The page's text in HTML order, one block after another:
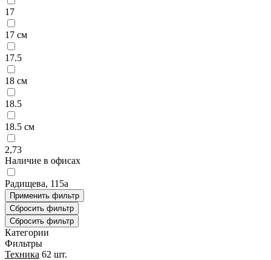
17
17 см
17.5
18 см
18.5
18.5 см
2,73
Наличие в офисах
Радищева, 115а
Категории
Фильтры
Техника 62 шт.